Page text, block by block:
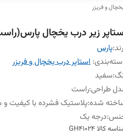
و فریزر
زیر درب یخچال
پارس
: استاپر درب یخچال و فریزر
:سفید
طراحی:راست
شده:پلاستیک فشرده با کیفیت و
:درجه یک
کالاGH41024